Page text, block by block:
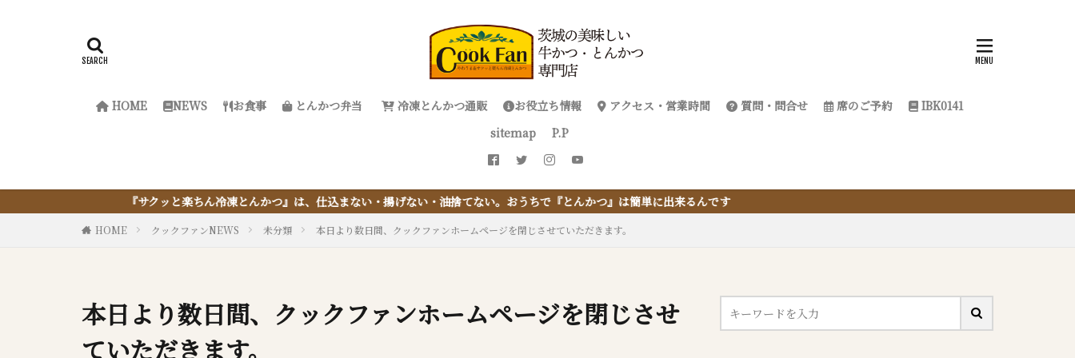
HOME NEWS お食事 とんかつ弁当 冷凍とんかつ通販 お役立ち情報 アクセス・営業時間 質問・問合せ 席のご予約
IBK0141
sitemap
P.P
『サクッと楽ちん冷凍とんかつ』は、仕込まない・揚げない・油捨てない。おうちで『とんかつ』は簡単に出来るんです
HOME クックファンNEWS 未分類 本日より数日間、クックファンホームページを閉じさせていただきます。
本日より数日間、クックファンホームページを閉じさせ
ていただきます。